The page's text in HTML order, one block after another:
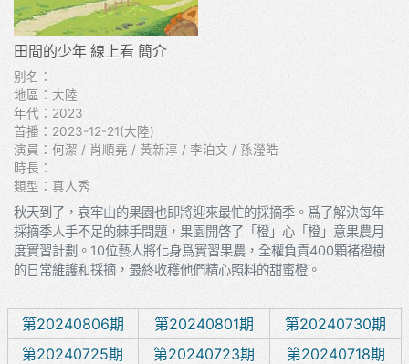
田間的少年 線上看 簡介
别名：
地區：大陸
年代：2023
首播：2023-12-21(大陸)
演員：何潔 / 肖順堯 / 黃新淳 / 李泊文 / 孫瀅皓
時長：
類型：真人秀
秋天到了，哀牢山的果園也即將迎來最忙的採摘季。爲了解決每年
採摘季人手不足的棘手問題，果園開啓了「橙」心「橙」意果農月
度實習計劃。10位藝人將化身爲實習果農，全權負責400顆褚橙樹
的日常維護和採摘，最終收穫他們精心照料的甜蜜橙。
第20240806期 第20240801期
第20240730期
第20240725期
第20240723期
第20240718期